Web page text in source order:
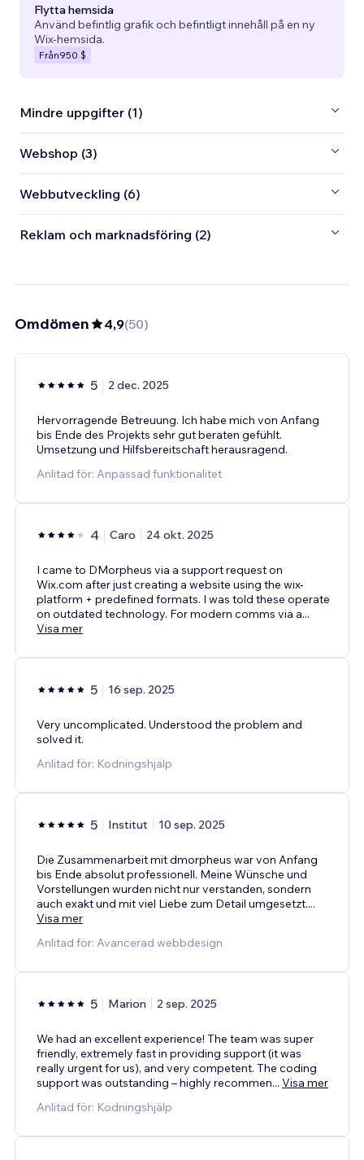
Flytta hemsida
Använd befintlig grafik och befintligt innehåll på en ny
Wix-hemsida.
Från950 $
Mindre uppgifter (1)
Webshop (3)
Webbutveckling (6)
Reklam och marknadsföring (2)
Omdömen 4,9(50)
5 2 dec. 2025
Hervorragende Betreuung. Ich habe mich von Anfang
bis Ende des Projekts sehr gut beraten gefühlt.
Umsetzung und Hilfsbereitschaft herausragend.
Anlitad för: Anpassad funktionalitet
4 Caro 24 okt. 2025
I came to DMorpheus via a support request on
Wix.com after just creating a website using the wix-
platform + predefined formats. I was told these operate
on outdated technology. For modern comms via a...
Visa mer
5 16 sep. 2025
Very uncomplicated. Understood the problem and
solved it.
Anlitad för: Kodningshjälp
5 Institut 10 sep. 2025
Die Zusammenarbeit mit dmorpheus war von Anfang
bis Ende absolut professionell. Meine Wünsche und
Vorstellungen wurden nicht nur verstanden, sondern
auch exakt und mit viel Liebe zum Detail umgesetzt....
Visa mer
Anlitad för: Avancerad webbdesign
5 Marion 2 sep. 2025
We had an excellent experience! The team was super
friendly, extremely fast in providing support (it was
really urgent for us), and very competent. The coding
support was outstanding – highly recommen... Visa mer
Anlitad för: Kodningshjälp